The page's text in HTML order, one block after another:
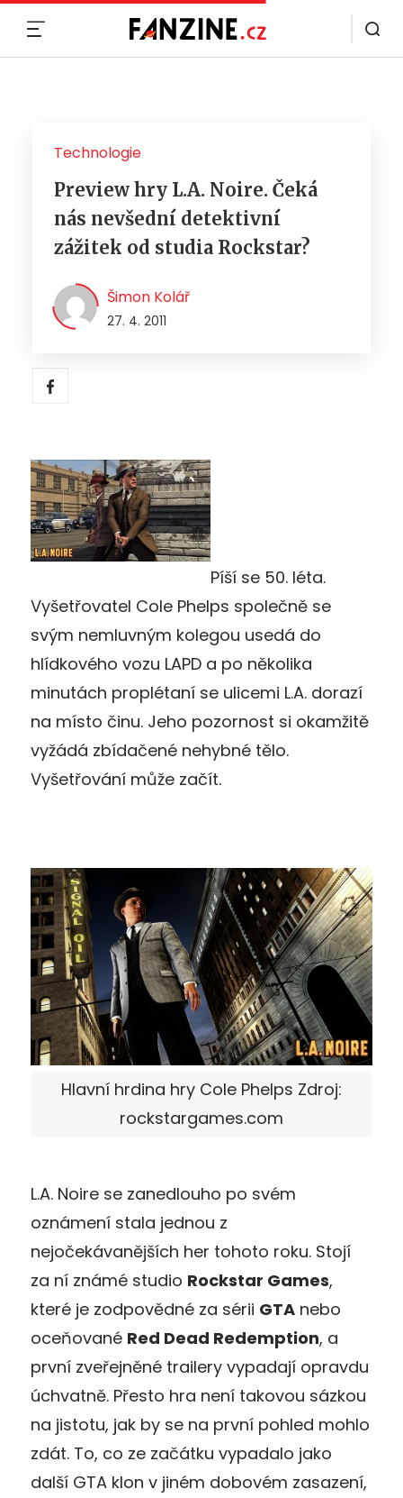
Technologie
Preview hry L.A. Noire. Čeká
nás nevšední detektivní
zážitek od studia Rockstar?
Šimon Kolář
27. 4. 2011
Píší se 50. léta.
Vyšetřovatel Cole Phelps společně se
svým nemluvným kolegou usedá do
hlídkového vozu LAPD a po několika
minutách proplétaní se ulicemi L.A. dorazí
na místo činu. Jeho pozornost si okamžitě
vyžádá zbídačené nehybné tělo.
Vyšetřování může začít.
Hlavní hrdina hry Cole Phelps Zdroj:
rockstargames.com
L.A. Noire se zanedlouho po svém
oznámení stala jednou z
nejočekávanějších her tohoto roku. Stojí
za ní známé studio Rockstar Games,
které je zodpovědné za sérii GTA nebo
oceňované Red Dead Redemption, a
první zveřejněné trailery vypadají opravdu
úchvatně. Přesto hra není takovou sázkou
na jistotu, jak by se na první pohled mohlo
zdát. To, co ze začátku vypadalo jako
další GTA klon v jiném dobovém zasazení,